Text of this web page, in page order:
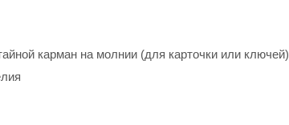
карман на молнии (для карточки или ключей)